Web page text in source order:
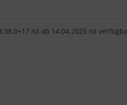
ist ab 14.04.2025 ist